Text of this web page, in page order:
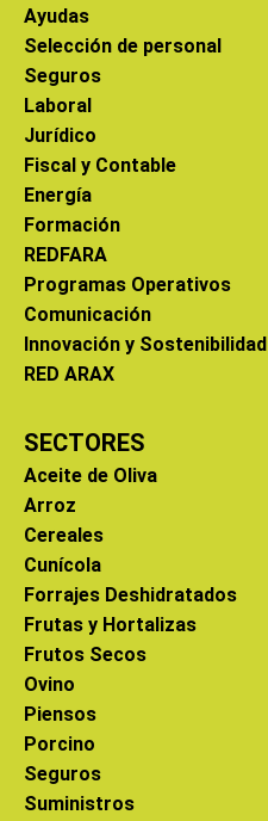
Ayudas
Selección de personal
Seguros
Laboral
Jurídico
Fiscal y Contable
Energía
Formación
REDFARA
Programas Operativos
Comunicación
Innovación y Sostenibilidad
RED ARAX
SECTORES
Aceite de Oliva
Arroz
Cereales
Cunícola
Forrajes Deshidratados
Frutas y Hortalizas
Frutos Secos
Ovino
Piensos
Porcino
Seguros
Suministros